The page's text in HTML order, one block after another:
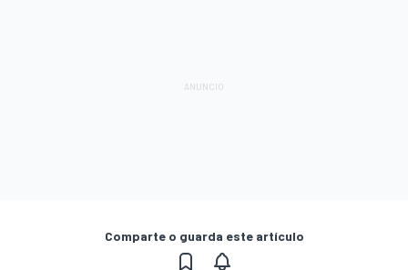
Comparte o guarda este artículo